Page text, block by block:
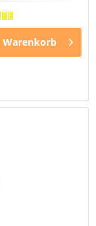
Warenkorb